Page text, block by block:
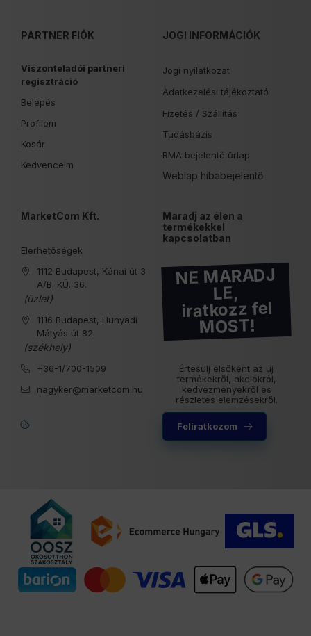
PARTNER FIÓK
Viszonteladói partneri
regisztráció
Belépés
Profilom
Kosár
Kedvenceim
JOGI INFORMÁCIÓK
Jogi nyilatkozat
Adatkezelési tájékoztató
Fizetés / Szállítás
Tudásbázis
RMA bejelentő űrlap
Weblap hibabejelentő
MarketCom Kft.
Elérhetőségek
1112 Budapest, Kánai út 3
A/B. KÜ. 36.
(üzlet)
1116 Budapest, Hunyadi
Mátyás út 82.
(székhely)
+36-1/700-1509
nagyker@marketcom.hu
Maradj az élen a
termékekkel
kapcsolatban
NE MARADJ
LE,
iratkozz fel
MOST!
Értesülj elsőként az új
termékekről, akciókról,
kedvezményekről és
részletes elemzésekről.
Feliratkozom